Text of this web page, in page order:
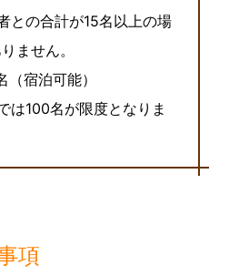
との合計が15名以上の場
ません。
宿泊可能）
は100名が限度となりま
項